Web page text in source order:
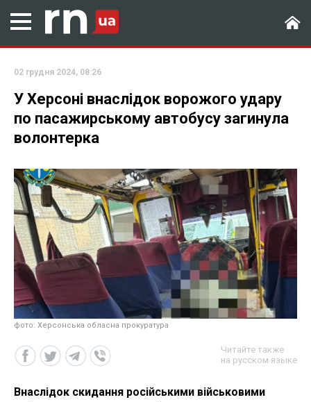
02 грудня 2024, 08:26
У Херсоні внаслідок ворожого удару
по пасажирському автобусу загинула
волонтерка
фото: Херсонська обласна прокуратура
Читайте также
на русском языке
Внаслідок скидання російськими військовими